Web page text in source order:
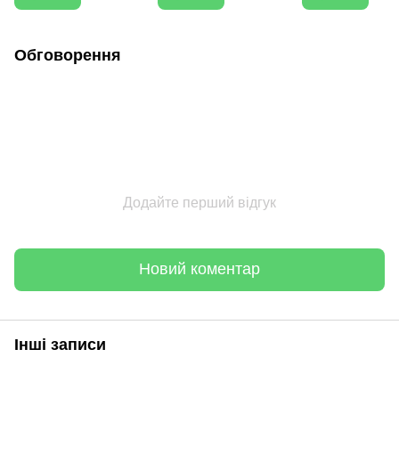
Обговорення
Додайте перший відгук
Новий коментар
Інші записи